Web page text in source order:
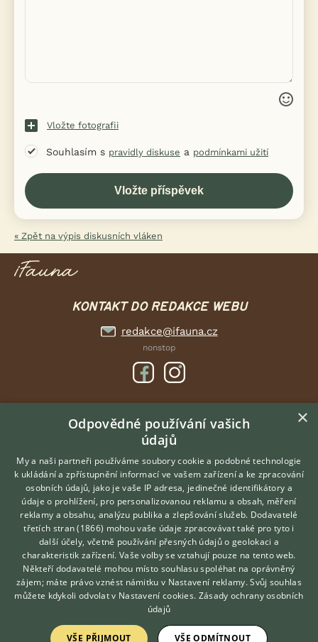
Vložte fotografii
Souhlasím s pravidly diskuse a podmínkami užití
« Zpět na výpis diskusních vláken
KONTAKT DO REDAKCE WEBU
redakce@ifauna.cz
nonstop
DOMOVSKÁ STRÁNKA
INZERCE
DISKUSE
ČLÁNKY
O nás
Kontakt
Možnosti zvýraznění inzerátů
Podmínky užití
Zpracování osobních údajů
Přihlášení
Hledáte zvířecího kamaráda?
Zdarma vám poradí
VETERINÁŘ ONLINE
KONZULTOVAT S
VETERINÁŘEM
×
Odpovědné používání vašich
údajů
My a naši partneři používáme soubory cookie a podobné technologie
k ukládání a zpřístupnění informací ve vašem zařízení a ke zpracování
osobních údajů, jako je vaše IP adresa, jedinečné identifikátory a
údaje o prohlížení, pro personalizovanou reklamu a obsah, měření
reklamy a obsahu, analýzu publika a zlepšování služeb. Dodavatelé
třetích stran (1866) mohou vaše údaje zpracovávat také pro tyto i
další účely, včetně používání přesných údajů o geolokaci a
charakteristik zařízení. Vaše volby se vztahují pouze na tento web.
Někteří dodavatelé mohou místo souhlasu spoléhat na oprávněný
zájem; máte právo vznést námitku v Nastavení reklamy. Svůj souhlas
můžete kdykoli odvolat v Nastavení cookies. Zásady ochrany osobních
údajů
VŠE PŘIJMOUT VŠE ODMÍTNOUT